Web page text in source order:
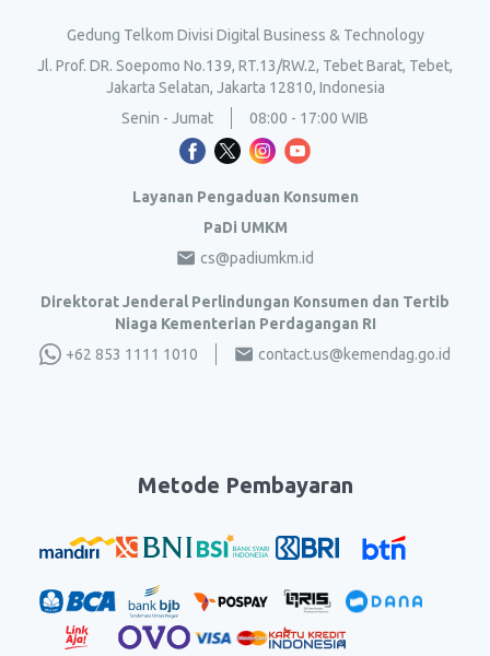
Gedung Telkom Divisi Digital Business & Technology
Jl. Prof. DR. Soepomo No.139, RT.13/RW.2, Tebet Barat, Tebet,
Jakarta Selatan, Jakarta 12810, Indonesia
Senin - Jumat
08:00 - 17:00 WIB
Layanan Pengaduan Konsumen
PaDi UMKM
cs@padiumkm.id
Direktorat Jenderal Perlindungan Konsumen dan Tertib
Niaga Kementerian Perdagangan RI
+62 853 1111 1010
contact.us@kemendag.go.id
Metode Pembayaran